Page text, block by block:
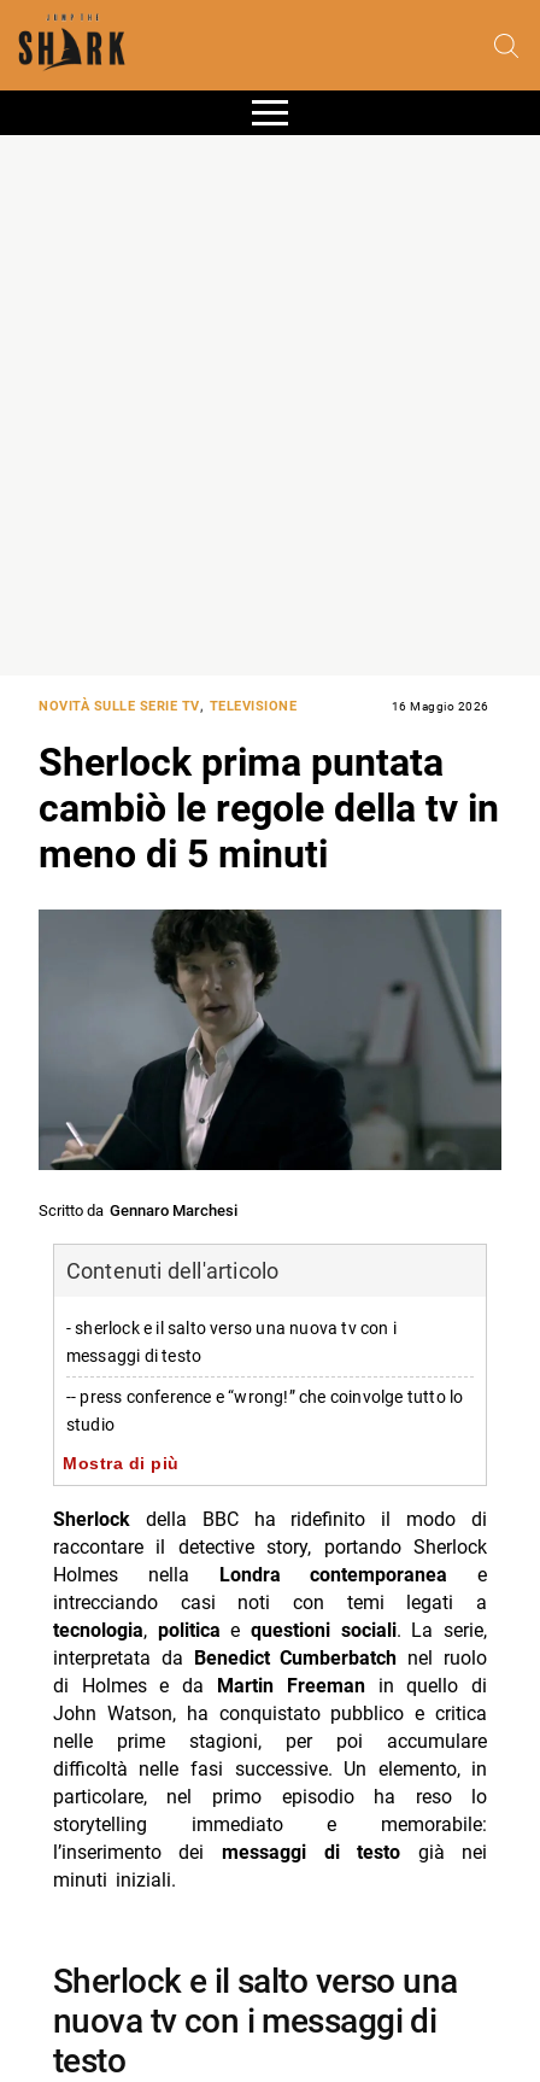
NOVITÀ SULLE SERIE TV, TELEVISIONE 16 Maggio 2026
Sherlock prima puntata
cambiò le regole della tv in
meno di 5 minuti
Scritto da Gennaro Marchesi
Contenuti dell'articolo
- sherlock e il salto verso una nuova tv con i
messaggi di testo
-- press conference e “wrong!” che coinvolge tutto lo
studio
-- un trucco visivo che accelera il ritmo e introduce il
- sherlock, l’inversione di rotta nelle stagioni finali
-- personaggi, casi e twist: problemi di coerenza
-- elementi principali del cast e dei ruoli citati
-- Scopri di più da Jump the shark
-- RispondiAnnulla risposta
- La Belva stasera su Rai 4: trama e cast
- Cash or Trash oggi Nove 8 agosto puntata
- Ritorno al futuro stasera Italia 1 8 agosto trama
- Castle oggi pomeriggio Rai 4 8 agosto episodi
Mostra di più
Sherlockdella BBC ha ridefinito il modo di
raccontare il detective story, portando Sherlock
Holmes nella Londra contemporanea e
intrecciando casi noti con temi legati a
tecnologia, politica equestioni sociali. La serie,
interpretata da Benedict Cumberbatch nel ruolo
di Holmes e da Martin Freemanin quello di
John Watson, ha conquistato pubblico e critica
nelle prime stagioni, per poi accumulare
difficoltà nelle fasi successive. Un elemento, in
particolare, nel primo episodio ha reso lo
storytelling immediato e memorabile:
l’inserimento dei messaggi di testo già nei
minuti iniziali.
sherlock e il salto verso una
nuova tv con i messaggi di
testo